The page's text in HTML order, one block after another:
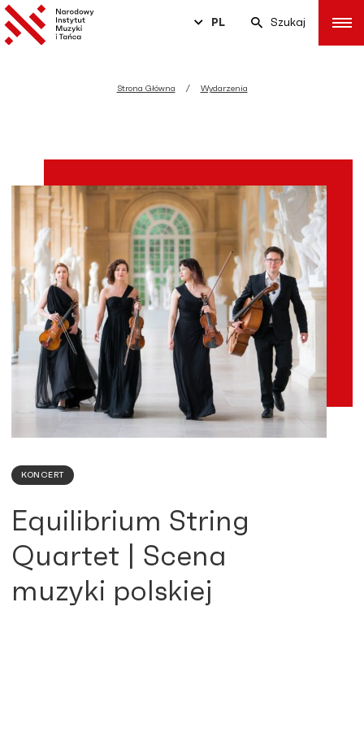
PL Szukaj
Strona Główna Wydarzenia
KONCERT
Equilibrium String
Quartet | Scena
muzyki polskiej